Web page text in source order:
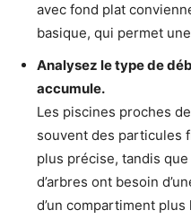
avec fond plat
basique, qui permet
Analysez le type de
accumule.
Les piscines proches
souvent des particules
plus précise, tandis
d’arbres ont besoin
d’un compartiment